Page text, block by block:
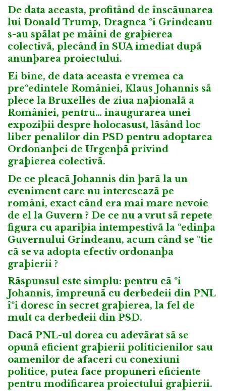
De data aceasta, profitând de înscãunarea
lui Donald Trump, Dragnea ºi Grindeanu
s-au spãlat pe mâini de graþierea
colectivã, plecând în SUA imediat dupã
anunþarea proiectului.
Ei bine, de data aceasta e vremea ca
preºedintele României, Klaus Johannis sã
plece la Bruxelles de ziua naþionalã a
României, pentru… inaugurarea unei
expoziþii despre holocasust, lãsând loc
liber penalilor din PSD pentru adoptarea
Ordonanþei de Urgenþã privind
graþierea colectivã.
De ce pleacã Johannis din þarã la un
eveniment care nu intereseazã pe
români, exact când era mai mare nevoie
de el la Guvern ? De ce nu a vrut sã repete
figura cu apariþia intempestivã la ºedinþa
Guvernului Grindeanu, acum când se ºtie
cã se va adopta efectiv ordonanþa
graþierii ?
Rãspunsul este simplu: pentru cã ºi
Johannis, împreunã cu derbedeii din PNL
îºi doresc în secret graþierea, la fel de
mult ca derbedeii din PSD.
Dacã PNL-ul dorea cu adevãrat sã se
opunã eficient graþierii politicienilor sau
oamenilor de afaceri cu conexiuni
politice, putea face propuneri eficiente
pentru modificarea proiectului graþierii.